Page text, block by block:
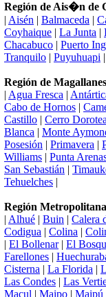
Región de Ais�n de
| Aisén | Balmaceda |
Coyhaique | La Junta |
Chacabuco | Puerto
Tranquilo | Puyuhuapi |
Región de
| Agua Fresca |
Cabo de Hornos |
Castillo | Cerro Dorotea
Blanca | Monte
Posesión | Primavera |
Williams | Punta
San Sebastián |
Tehuelches |
Región Metropolitana
| Alhué | Buin | Calera
Codigua | Colina |
| El Bollenar| El
Farellones |
Cisterna | La Florida |
Las Condes | Las
Macul | Maipo | Maipú